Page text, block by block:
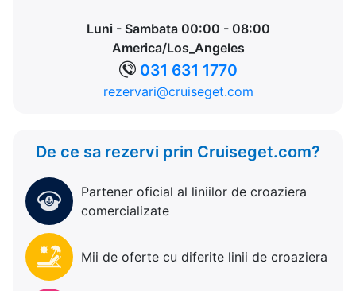
Luni - Sambata 00:00 - 08:00
America/Los_Angeles
031 631 1770
rezervari@cruiseget.com
De ce sa rezervi prin Cruiseget.com?
Partener oficial al liniilor de croaziera
comercializate
Mii de oferte cu diferite linii de croaziera